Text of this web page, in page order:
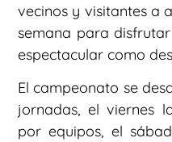
vecinos y visitantes a
semana para
espectacular como
El campeonato se
jornadas, el viernes
por equipos, el